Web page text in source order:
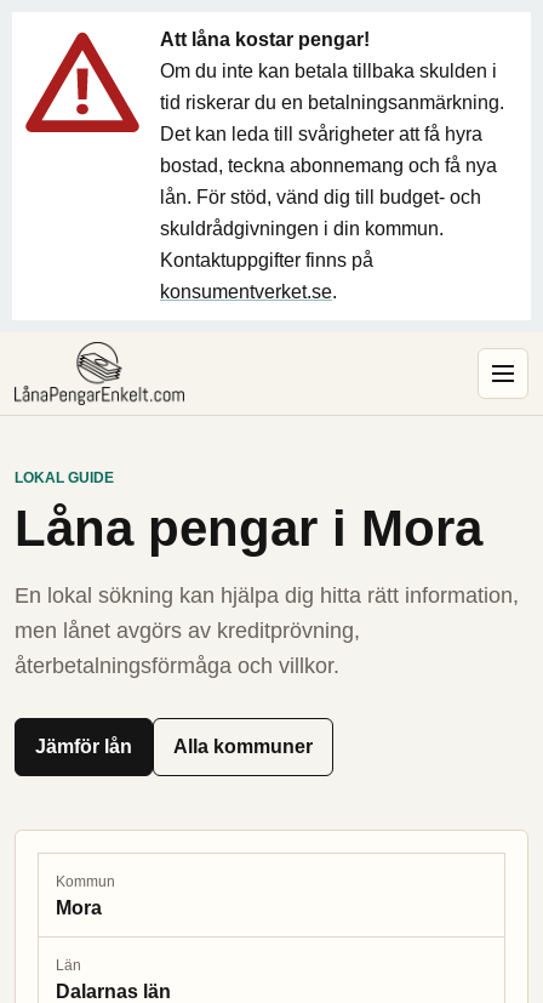
Att låna kostar pengar!
Om du inte kan betala tillbaka skulden i
tid riskerar du en betalningsanmärkning.
Det kan leda till svårigheter att få hyra
bostad, teckna abonnemang och få nya
lån. För stöd, vänd dig till budget- och
skuldrådgivningen i din kommun.
Kontaktuppgifter finns på
konsumentverket.se.
LOKAL GUIDE
Låna pengar i Mora
En lokal sökning kan hjälpa dig hitta rätt information,
men lånet avgörs av kreditprövning,
återbetalningsförmåga och villkor.
Jämför lån Alla kommuner
Kommun
Mora
Län
Dalarnas län